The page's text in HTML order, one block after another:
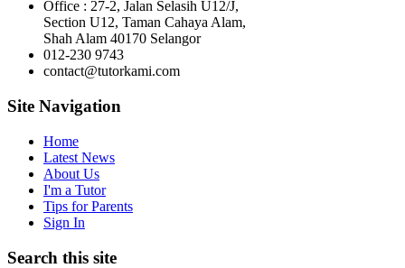
Office : 27-2, Jalan Selasih U12/J,
Section U12, Taman Cahaya Alam,
Shah Alam 40170 Selangor
012-230 9743
contact@tutorkami.com
Site Navigation
Home
Latest News
About Us
I'm a Tutor
Tips for Parents
Sign In
Search this site